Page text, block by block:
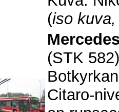
(iso
(STK 582)
Citaro-